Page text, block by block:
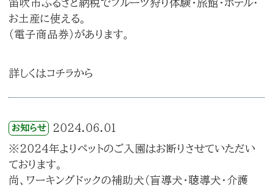
笛吹市ふるさと納税でフルーツ狩り体験・旅館・ホテル・
お土産に使える。
（電子商品券）があります。
詳しくはコチラから
お知らせ 2024.06.01
※2024年よりペットのご入園はお断りさせていただい
ております。
尚、ワーキングドックの補助犬（盲導犬・聴導犬・介護